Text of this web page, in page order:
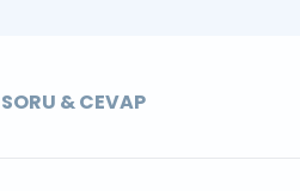
SORU & CEVAP